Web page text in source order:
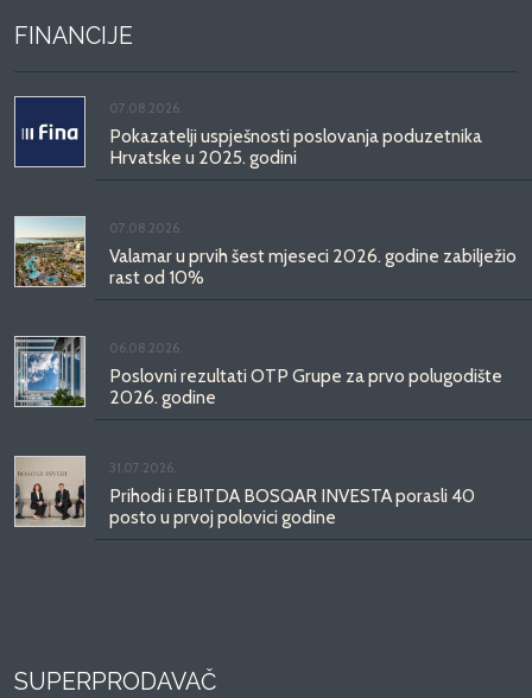
FINANCIJE
07.08.2026.
Pokazatelji uspješnosti poslovanja poduzetnika
Hrvatske u 2025. godini
07.08.2026.
Valamar u prvih šest mjeseci 2026. godine zabilježio
rast od 10%
06.08.2026.
Poslovni rezultati OTP Grupe za prvo polugodište
2026. godine
31.07.2026.
Prihodi i EBITDA BOSQAR INVESTA porasli 40
posto u prvoj polovici godine
SUPERPRODAVAČ